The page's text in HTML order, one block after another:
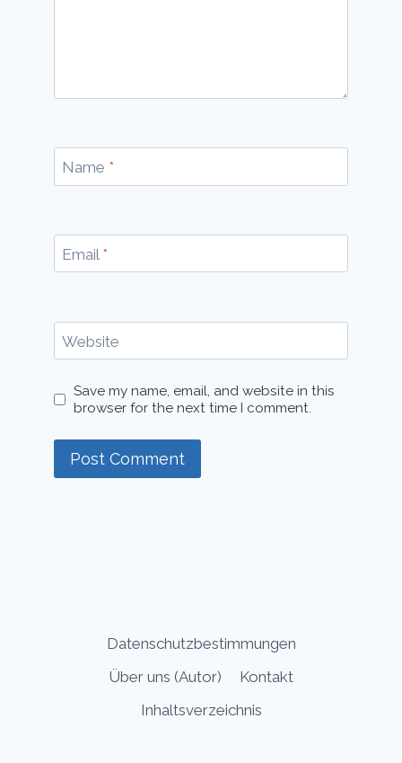
Name *
Email *
Website
Save my name, email, and website in this
browser for the next time I comment.
Datenschutzbestimmungen
Über uns (Autor)
Kontakt
Inhaltsverzeichnis